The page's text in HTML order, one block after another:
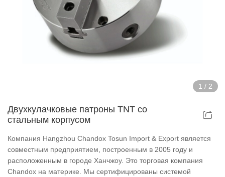
Крепления для полых патронов
Крепления для полых воздушных патронов
Серия прокруточных патронов
Серия патронов со стальным корпусом
1 / 2
Двухкулачковые патроны TNT со
стальным корпусом
Компания Hangzhou Chandox Tosun Import & Export является
совместным предприятием, построенным в 2005 году и
расположенным в городе Ханчжоу. Это торговая компания
Chandox на материке. Мы сертифицированы системой